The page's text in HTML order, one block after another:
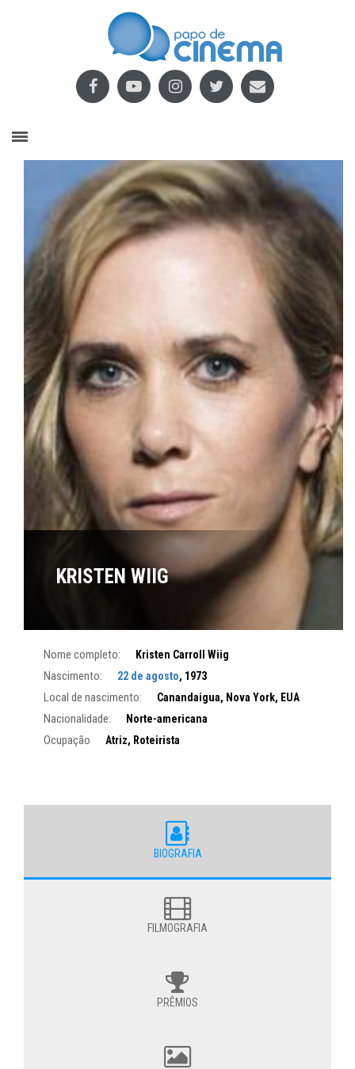
KRISTEN WIIG
Nome completo: Kristen Carroll Wiig
Nascimento: 22 de agosto, 1973
Local de nascimento: Canandaigua, Nova York, EUA
Nacionalidade: Norte-americana
Ocupação Atriz, Roteirista
BIOGRAFIA
FILMOGRAFIA
PRÊMIOS